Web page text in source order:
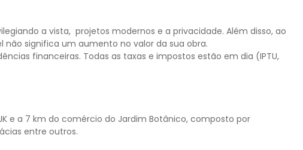
a vista, projetos modernos e a privacidade. Além disso, ao
significa um aumento no valor da sua obra.
financeiras. Todas as taxas e impostos estão em dia (IPTU,
e a 7 km do comércio do Jardim Botânico, composto por
entre outros.